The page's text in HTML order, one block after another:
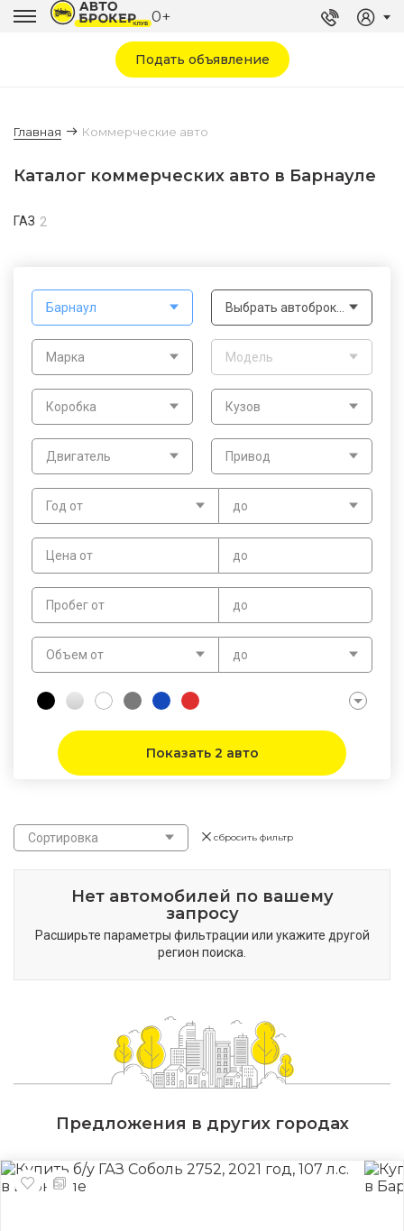
0+
Подать объявление
Главная Коммерческие авто
Каталог коммерческих авто в Барнауле
Барнаул
Марка Модель
Год от до
Цена от до
Коробка
Пробег от до
Объем от до
Кузов
Двигатель Привод
Показать 2 авто
ГАЗ 2
Сортировка сбросить фильтр
Нет автомобилей по вашему
запросу
Расширьте параметры фильтрации или укажите другой
регион поиска.
Предложения в других городах